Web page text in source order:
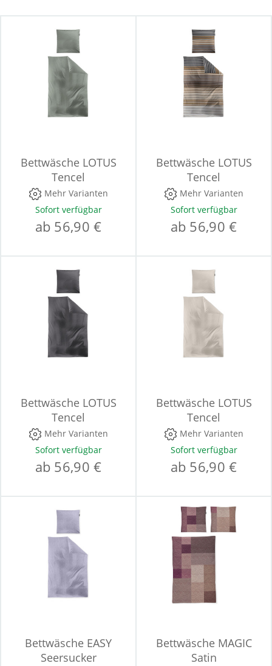
Bettwäsche LOTUS
Tencel
Mehr Varianten
Sofort verfügbar
ab 56,90 €
Bettwäsche LOTUS
Tencel
Mehr Varianten
Sofort verfügbar
ab 56,90 €
Bettwäsche LOTUS
Tencel
Mehr Varianten
Sofort verfügbar
ab 56,90 €
Bettwäsche LOTUS
Tencel
Mehr Varianten
Sofort verfügbar
ab 56,90 €
Bettwäsche EASY
Seersucker
Bettwäsche MAGIC
Satin